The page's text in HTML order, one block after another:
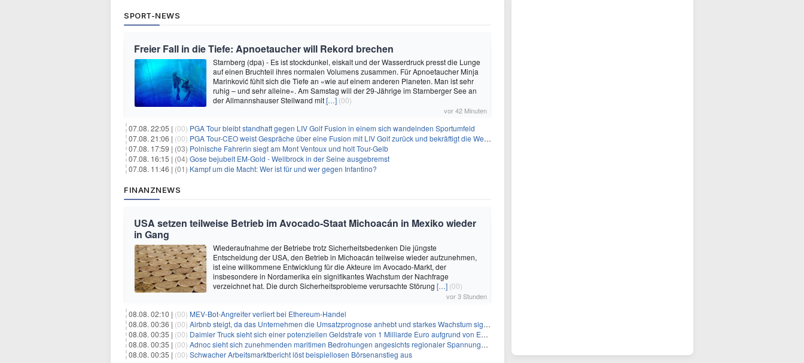
SPORT-NEWS
Freier Fall in die Tiefe: Apnoetaucher will Rekord brechen
Starnberg (dpa) - Es ist stockdunkel, eiskalt und der Wasserdruck presst die Lunge
auf einen Bruchteil ihres normalen Volumens zusammen. Für Apnoetaucher Minja
Marinković fühlt sich die Tiefe an «wie auf einem anderen Planeten. Man ist sehr
ruhig – und sehr alleine». Am Samstag will der 29-Jährige im Starnberger See an
der Allmannshauser Steilwand mit[…] (00)
vor 42 Minuten
07.08. 22:05 | (00) PGA Tour bleibt standhaft gegen LIV Golf Fusion in einem sich wandelnden Sportumfeld
07.08. 21:06 | (00) PGA Tour-CEO weist Gespräche über eine Fusion mit LIV Golf zurück und bekräftigt die Wettbewerbslandschaft
07.08. 17:59 | (03) Polnische Fahrerin siegt am Mont Ventoux und holt Tour-Gelb
07.08. 16:15 | (04) Gose bejubelt EM-Gold - Wellbrock in der Seine ausgebremst
07.08. 11:46 | (01) Kampf um die Macht: Wer ist für und wer gegen Infantino?
FINANZNEWS
USA setzen teilweise Betrieb im Avocado-Staat Michoacán in Mexiko wieder
in Gang
Wiederaufnahme der Betriebe trotz Sicherheitsbedenken Die jüngste
Entscheidung der USA, den Betrieb in Michoacán teilweise wieder aufzunehmen,
ist eine willkommene Entwicklung für die Akteure im Avocado-Markt, der
insbesondere in Nordamerika ein signifikantes Wachstum der Nachfrage
verzeichnet hat. Die durch Sicherheitsprobleme verursachte Störung […] (00)
vor 3 Stunden
08.08. 02:10 | (00) MEV-Bot-Angreifer verliert bei Ethereum-Handel
08.08. 00:36 | (00) Airbnb steigt, da das Unternehmen die Umsatzprognose anhebt und starkes Wachstum signalisiert
08.08. 00:35 | (00) Daimler Truck sieht sich einer potenziellen Geldstrafe von 1 Milliarde Euro aufgrund von EU-Emissionsvorschriften gegenüber
08.08. 00:35 | (00) Adnoc sieht sich zunehmenden maritimen Bedrohungen angesichts regionaler Spannungen gegenüber
08.08. 00:35 | (00) Schwacher Arbeitsmarktbericht löst beispiellosen Börsenanstieg aus